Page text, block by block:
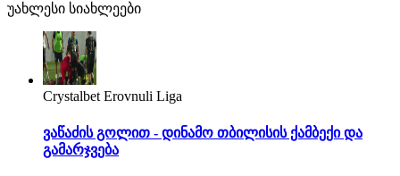
უახლესი სიახლეები
Crystalbet Erovnuli Liga
ვაწაძის გოლით - დინამო თბილისის ქამბექი და
გამარჯვება